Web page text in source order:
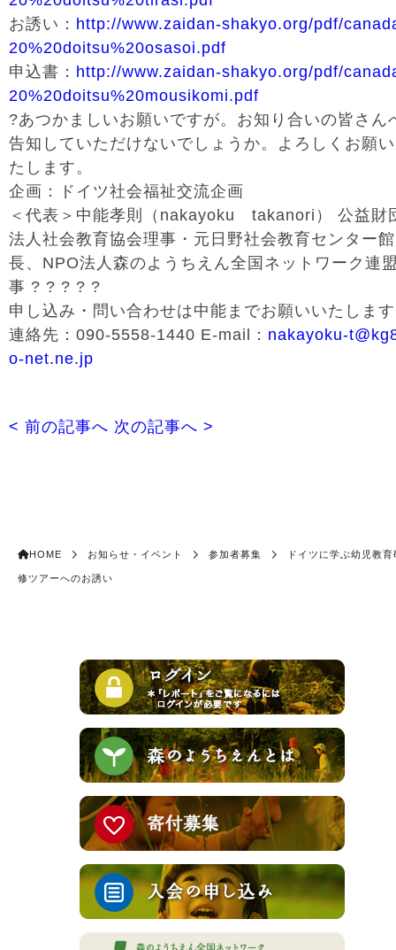
お誘い： http://www.zaidan-shakyo.org/pdf/
20%20doitsu%20osasoi.pdf
申込書： http://www.zaidan-shakyo.org/pdf/
20%20doitsu%20mousikomi.pdf
?あつかましいお願いですが。お知り合いの皆さん
告知していただけないでしょうか。よろしくお願
たします。
企画：ドイツ社会福祉交流企画
＜代表＞中能孝則（nakayoku takanori） 公益財
法人社会教育協会理事・元日野社会教育センター館
長、NPO法人森のようちえん全国ネットワーク連
事 ? ? ? ? ?
申し込み・問い合わせは中能までお願いいたしま
連絡先：090-5558-1440 E-mail： nakayoku-
o-net.ne.jp
< 前の記事へ 次の記事へ >
HOME お知らせ・イベント 参加者募集 ドイツに学ぶ幼児教育
修ツアーへのお誘い